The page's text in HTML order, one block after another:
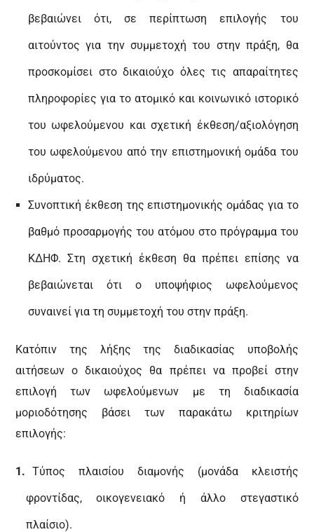
βεβαιώνει ότι, σε περίπτωση επιλογής του
αιτούντος για την συμμετοχή του στην πράξη, θα
προσκομίσει στο δικαιούχο όλες τις απαραίτητες
πληροφορίες για το ατομικό και κοινωνικό ιστορικό
του ωφελούμενου και σχετική έκθεση/αξιολόγηση
του ωφελούμενου από την επιστημονική ομάδα του
ιδρύματος.
Συνοπτική έκθεση της επιστημονικής ομάδας για το
βαθμό προσαρμογής του ατόμου στο πρόγραμμα του
ΚΔΗΦ. Στη σχετική έκθεση θα πρέπει επίσης να
βεβαιώνεται ότι ο υποψήφιος ωφελούμενος
συναινεί για τη συμμετοχή του στην πράξη.
Κατόπιν της λήξης της διαδικασίας υποβολής
αιτήσεων ο δικαιούχος θα πρέπει να προβεί στην
επιλογή των ωφελούμενων με τη διαδικασία
μοριοδότησης βάσει των παρακάτω κριτηρίων
επιλογής:
Τύπος πλαισίου διαμονής (μονάδα κλειστής
φροντίδας, οικογενειακό ή άλλο στεγαστικό
πλαίσιο).